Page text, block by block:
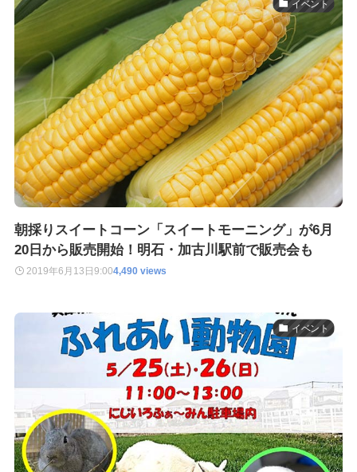
イベント
朝採りスイートコーン「スイートモーニング」が6月
20日から販売開始！明石・加古川駅前で販売会も
2019年6月13日 9:004,490 views
イベント